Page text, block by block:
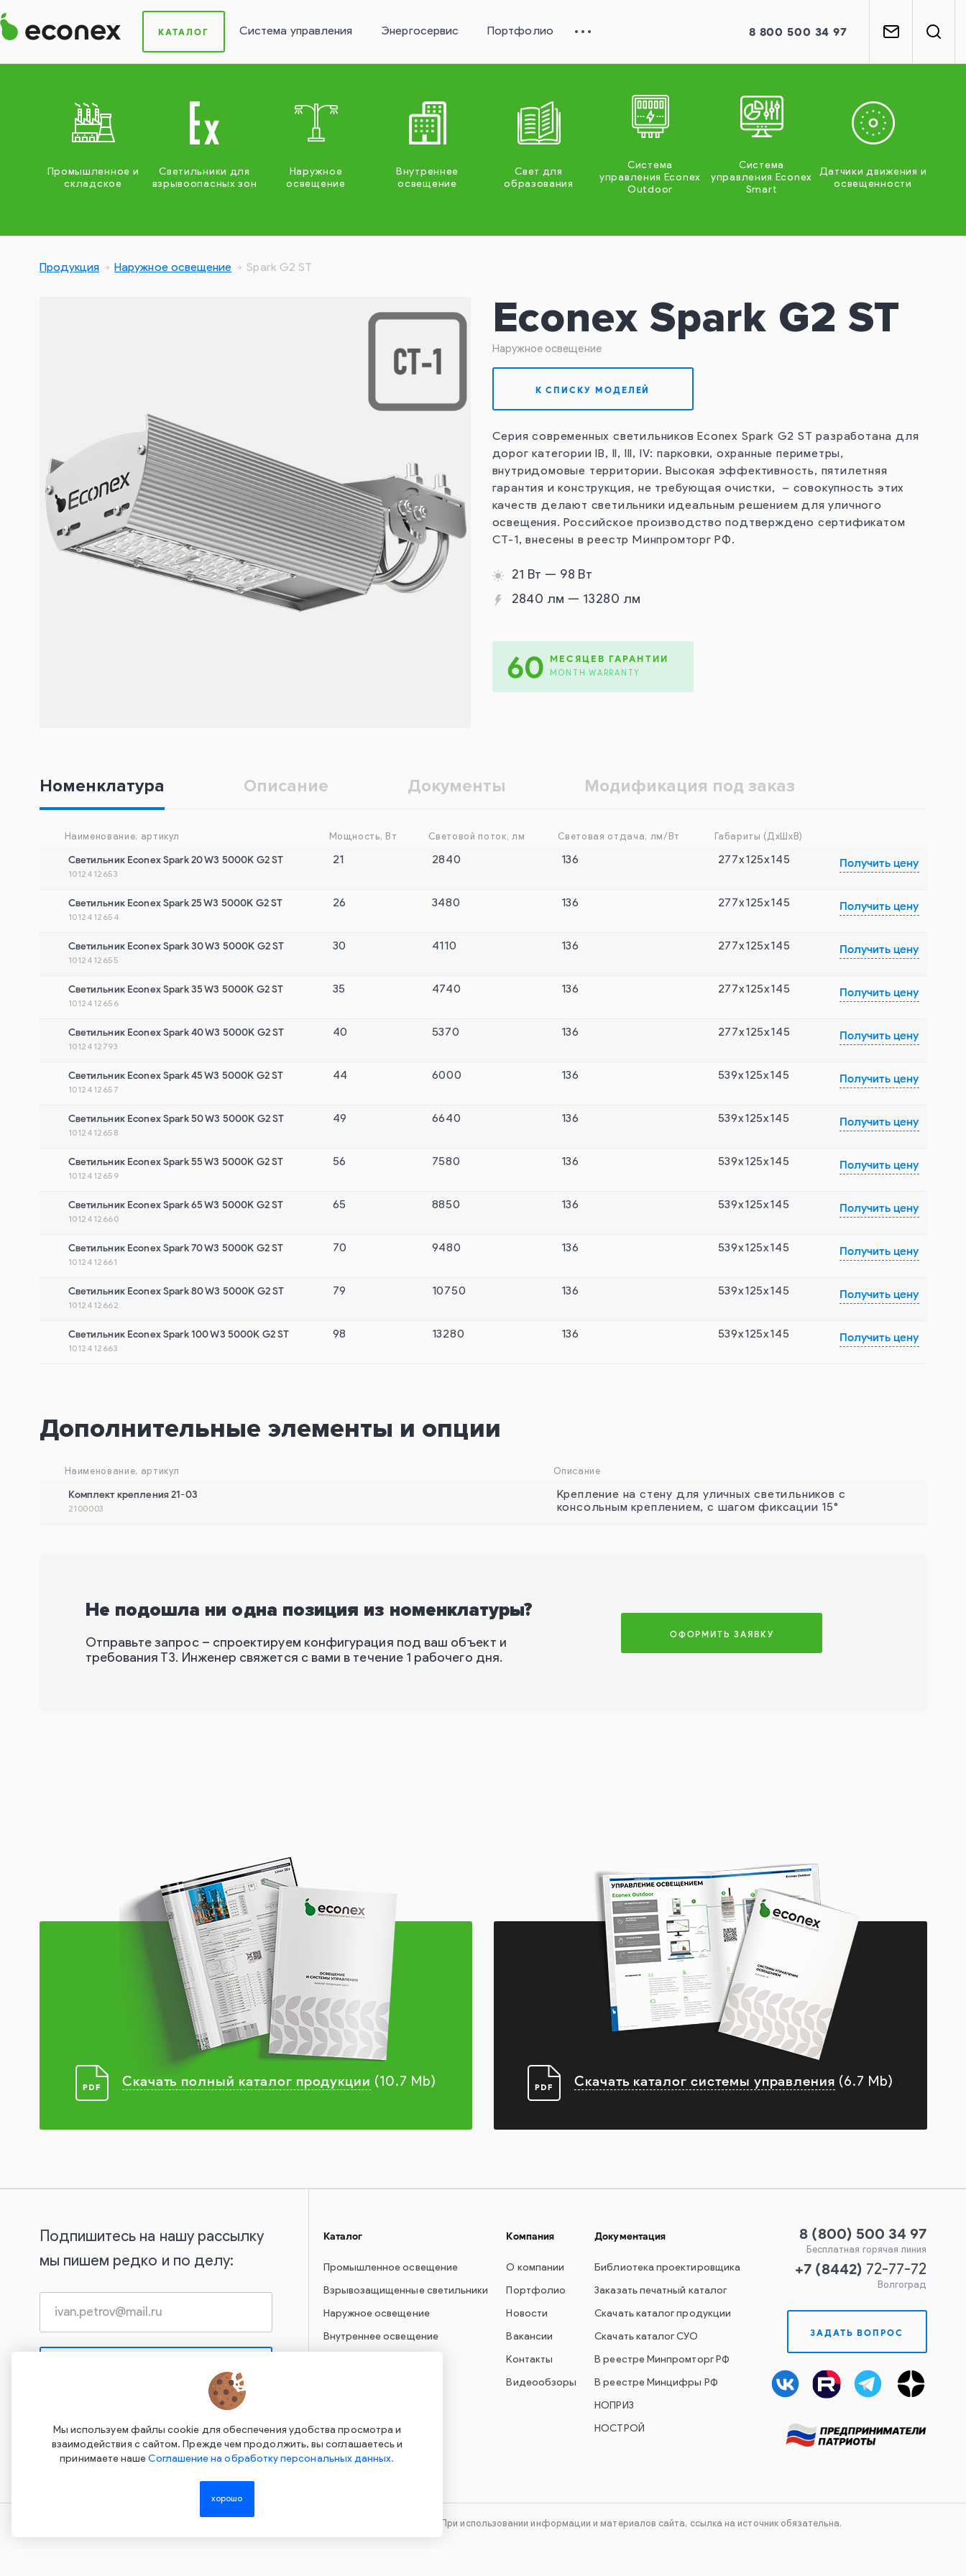
КАТАЛОГ Система управления Энергосервис Портфолио 8 800 500 34 97
Промышленное и
складское
Светильники для
взрывоопасных зон
Наружное
освещение
Внутреннее
освещение
Свет для
образования
Система
управления Econex
Outdoor
Система
управления Econex
Smart
Датчики движения и
освещенности
Продукция Наружное освещение Spark G2 ST
Econex Spark G2 ST
Наружное освещение
К СПИСКУ МОДЕЛЕЙ
Серия современных светильников Econex Spark G2 ST разработана для
дорог категории IB, II, III, IV: парковки, охранные периметры,
внутридомовые территории. Высокая эффективность, пятилетняя
гарантия и конструкция, не требующая очистки, – совокупность этих
качеств делают светильники идеальным решением для уличного
освещения. Российское производство подтверждено сертификатом
СТ-1, внесены в реестр Минпромторг РФ.
21 Вт — 98 Вт
2840 лм — 13280 лм
60 МЕСЯЦЕВ ГАРАНТИИ
MONTH WARRANTY
Номенклатура Описание Документы Модификация под заказ
Наименование, артикул Мощность, Вт Световой поток, лм Световая отдача, лм/Вт Габариты (ДхШхВ)
Cветильник Econex Spark 20 W3 5000K G2 ST
1012412653
21 2840 136 277x125x145 Получить цену
Cветильник Econex Spark 25 W3 5000K G2 ST
1012412654
26 3480 136 277x125x145 Получить цену
Cветильник Econex Spark 30 W3 5000K G2 ST
1012412655
30 4110 136 277x125x145 Получить цену
Cветильник Econex Spark 35 W3 5000K G2 ST
1012412656
35 4740 136 277x125x145 Получить цену
Cветильник Econex Spark 40 W3 5000K G2 ST
1012412793
40 5370 136 277x125x145 Получить цену
Cветильник Econex Spark 45 W3 5000K G2 ST
1012412657
44 6000 136 539x125x145 Получить цену
Cветильник Econex Spark 50 W3 5000K G2 ST
1012412658
49 6640 136 539x125x145 Получить цену
Cветильник Econex Spark 55 W3 5000K G2 ST
1012412659
56 7580 136 539x125x145 Получить цену
Cветильник Econex Spark 65 W3 5000K G2 ST
1012412660
65 8850 136 539x125x145 Получить цену
Cветильник Econex Spark 70 W3 5000K G2 ST
1012412661
70 9480 136 539x125x145 Получить цену
Cветильник Econex Spark 80 W3 5000K G2 ST
1012412662
79 10750 136 539x125x145 Получить цену
Cветильник Econex Spark 100 W3 5000K G2 ST
1012412663
98 13280 136 539x125x145 Получить цену
Дополнительные элементы и опции
Наименование, артикул Описание
Комплект крепления 21-03
2100003
Крепление на стену для уличных светильников с
консольным креплением, с шагом фиксации 15°
Не подошла ни одна позиция из номенклатуры?
Отправьте запрос – спроектируем конфигурация под ваш объект и
требования ТЗ. Инженер свяжется с вами в течение 1 рабочего дня.
ОФОРМИТЬ ЗАЯВКУ
Скачать полный каталог продукции (10.7 Mb) Скачать каталог системы управления (6.7 Mb)
Подпишитесь на нашу рассылку
мы пишем редко и по делу:
Нажимая на эту кнопку, вы даете согласие на
обработку своих персональных данных и
соглашаетесь с Политикой
конфиденциальности
Каталог
Промышленное освещение
Взрывозащищенные светильники
Наружное освещение
Внутреннее освещение
СУО Econex Outdoor
Компания
О компании
Портфолио
Новости
Вакансии
Контакты
Видеообзоры
Документация
Библиотека проектировщика
Заказать печатный каталог
Скачать каталог продукции
Скачать каталог СУО
В реестре Минпромторг РФ
В реестре Минцифры РФ
НОПРИЗ
НОСТРОЙ
8 (800) 500 34 97
Бесплатная горячая линия
+7 (8442) 72-77-72
Волгоград
ЗАДАТЬ ВОПРОС
Copyright ©2015-2026. Завод Econex. Производство светотехнического оборудования. При использовании информации и материалов сайта, ссылка на источник обязательна.
Мы используем файлы cookie для обеспечения удобства просмотра и
взаимодействия с сайтом. Прежде чем продолжить, вы соглашаетесь и
принимаете нашеСоглашение на обработку персональных данных.
хорошо